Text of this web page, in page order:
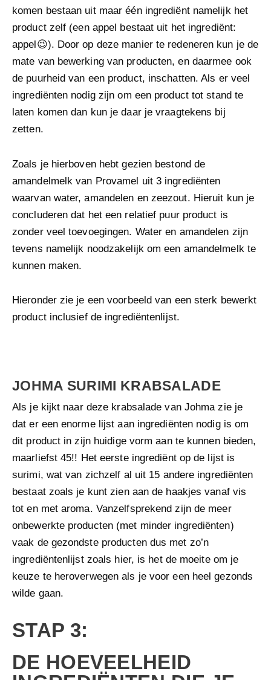
komen bestaan uit maar één ingrediënt namelijk het
product zelf (een appel bestaat uit het ingrediënt:
appel😉). Door op deze manier te redeneren kun je de
mate van bewerking van producten, en daarmee ook
de puurheid van een product, inschatten. Als er veel
ingrediënten nodig zijn om een product tot stand te
laten komen dan kun je daar je vraagtekens bij
zetten.
Zoals je hierboven hebt gezien bestond de
amandelmelk van Provamel uit 3 ingrediënten
waarvan water, amandelen en zeezout. Hieruit kun je
concluderen dat het een relatief puur product is
zonder veel toevoegingen. Water en amandelen zijn
tevens namelijk noodzakelijk om een amandelmelk te
kunnen maken.
Hieronder zie je een voorbeeld van een sterk bewerkt
product inclusief de ingrediëntenlijst.
JOHMA SURIMI KRABSALADE
Als je kijkt naar deze krabsalade van Johma zie je
dat er een enorme lijst aan ingrediënten nodig is om
dit product in zijn huidige vorm aan te kunnen bieden,
maarliefst 45!! Het eerste ingrediënt op de lijst is
surimi, wat van zichzelf al uit 15 andere ingrediënten
bestaat zoals je kunt zien aan de haakjes vanaf vis
tot en met aroma. Vanzelfsprekend zijn de meer
onbewerkte producten (met minder ingrediënten)
vaak de gezondste producten dus met zo’n
ingrediëntenlijst zoals hier, is het de moeite om je
keuze te heroverwegen als je voor een heel gezonds
wilde gaan.
STAP 3:
DE HOEVEELHEID